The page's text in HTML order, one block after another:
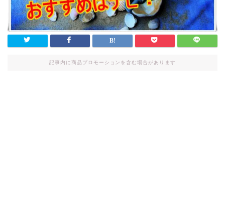
記事内に商品プロモーションを含む場合があります